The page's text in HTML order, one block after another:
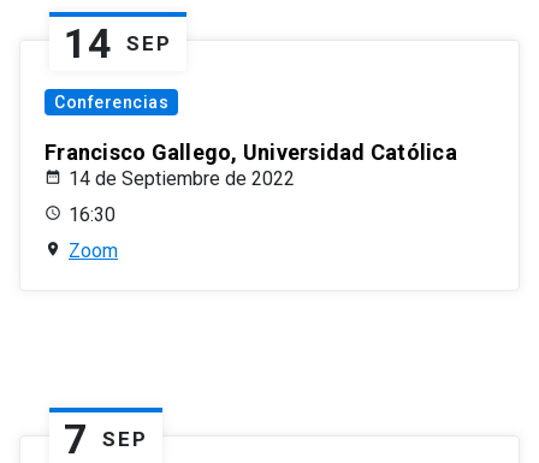
14 SEP
Conferencias
Francisco Gallego, Universidad Católica
14 de Septiembre de 2022
16:30
Zoom
7 SEP